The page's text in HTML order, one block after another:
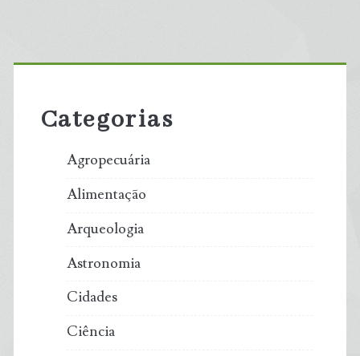
sobre
Primary
Categorias
Agropecuária
Alimentação
Arqueologia
Astronomia
Cidades
Ciência